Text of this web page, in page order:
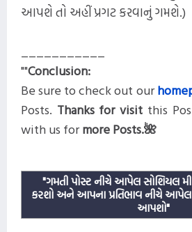
આપશે તો અહીં પ્રગટ કરવાનું ગમશે.)
""Conclusion:
Be sure to check out our
Posts. Thanks for visit this
with us formorePosts.🌺
"ગમતી પોસ્ટ નીચે આપેલ સોશિયલ
કરશો અને આપના પ્રતિભાવ નીચે આપેલ
આપશો"